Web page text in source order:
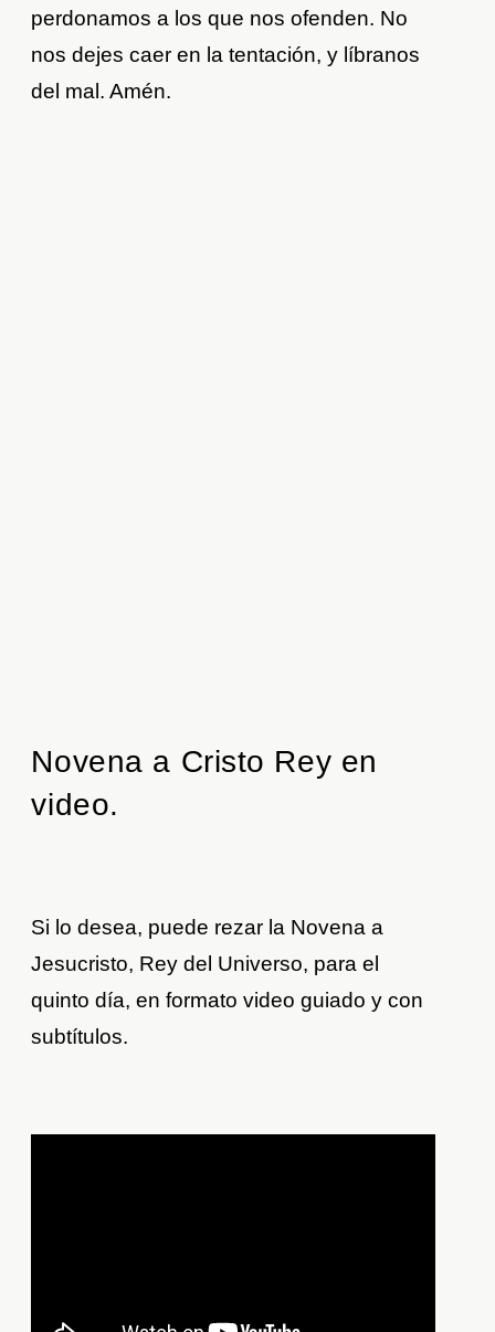
perdonamos a los que nos ofenden. No
nos dejes caer en la tentación, y líbranos
del mal. Amén.
Novena a Cristo Rey en
video.
Si lo desea, puede rezar la Novena a
Jesucristo, Rey del Universo, para el
quinto día, en formato video guiado y con
subtítulos.